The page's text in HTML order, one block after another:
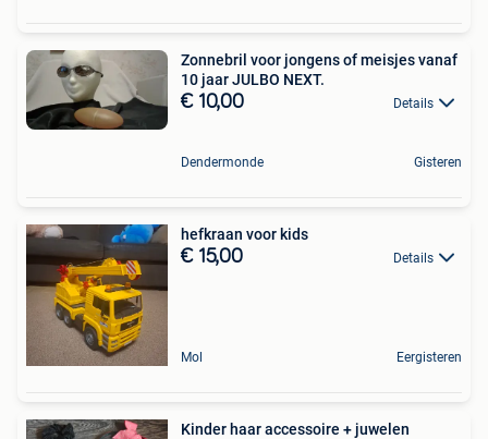
Zonnebril voor jongens of meisjes vanaf
10 jaar JULBO NEXT.
€ 10,00 Details
Dendermonde Gisteren
hefkraan voor kids
€ 15,00 Details
Mol Eergisteren
Kinder haar accessoire + juwelen